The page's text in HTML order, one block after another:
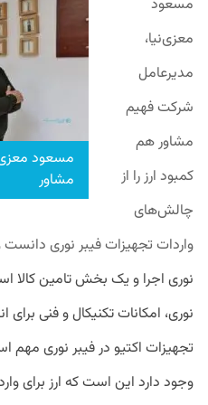
مسعود
مشاور
مسعود
معزی‌نیا،
مدیرعامل
شرکت فهیم
مشاور هم
کمبود ارز را از
چالش‌های
واردات تجهیزات فیبر نوری
نوری اجرا و یک بخش تامین کالا
نوری، امکانات تکنیکال و فنی برای
تجهیزات اکتیو در فیبر نوری
وجود دارد این است که ارز برای